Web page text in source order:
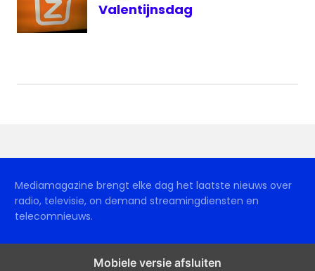
Valentijnsdag
Mediamagazine brengt elke dag het laatste nieuws over
radio, televisie, on demand streamingdiensten en
telecomnieuws.
Mobiele versie afsluiten